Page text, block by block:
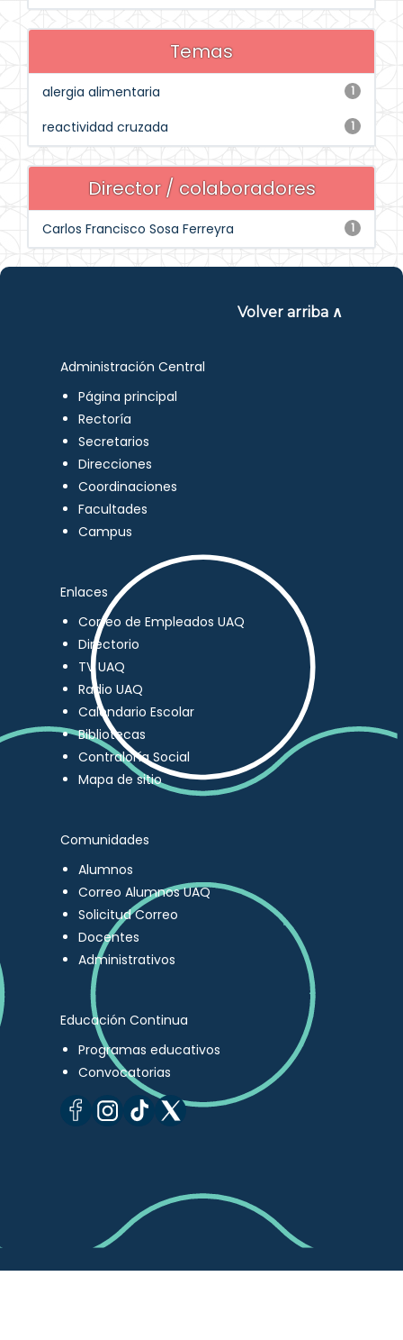
Temas
1
alergia alimentaria
1
reactividad cruzada
Director / colaboradores
1
Carlos Francisco Sosa Ferreyra
Volver arriba ∧
Administración Central
Página principal
Rectoría
Secretarios
Direcciones
Coordinaciones
Facultades
Campus
Enlaces
Correo de Empleados UAQ
Directorio
TV UAQ
Radio UAQ
Calendario Escolar
Bibliotecas
Contraloría Social
Mapa de sitio
Comunidades
Alumnos
Correo Alumnos UAQ
Solicitud Correo
Docentes
Administrativos
Educación Continua
Programas educativos
Convocatorias